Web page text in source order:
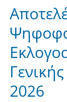
2026